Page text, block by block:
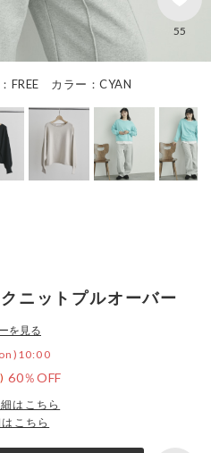
FREE カラー：CYAN
55
ニットプルオーバー
を見る
60％OFF
はこちら
こちら